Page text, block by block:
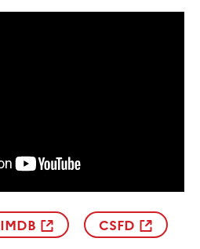
IMDB
CSFD